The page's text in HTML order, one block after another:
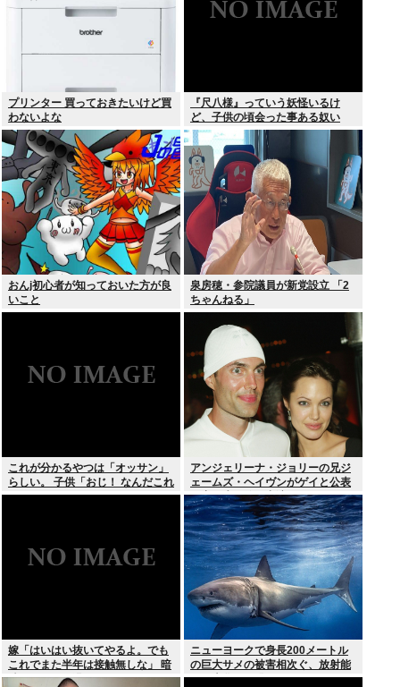
プリンター 買っておきたいけど買
わないよな
『尺八様』っていう妖怪いるけ
ど、子供の頃会った事ある奴い
る？？
おんj初心者が知っておいた方が良
いこと
泉房穂・参院議員が新党設立 「2
ちゃんねる」
これが分かるやつは「オッサン」
らしい。 子供「おじ！ なんだこれ
は！」
アンジェリーナ・ジョリーの兄ジ
ェームズ・ヘイヴンがゲイと公表
元妻の生配信に出演しカミングア
ウト ヤフコメ「顔見ればわかる」
嫁「はいはい抜いてやるよ。でも
これでまた半年は接触無しな」 暗
黙のこれツラ過ぎるだろ
ニューヨークで身長200メートル
の巨大サメの被害相次ぐ、放射能
で巨大化した恐れ、Yahooニュー